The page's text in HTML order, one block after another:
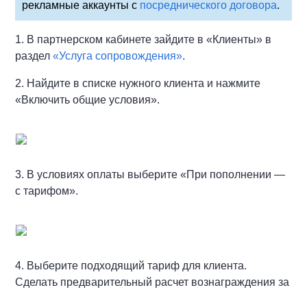
рекламные аккаунты с посреднического договора.
1. В партнерском кабинете зайдите в «Клиенты» в
раздел«Услуга сопровождения».
2. Найдите в списке нужного клиента и нажмите
«Включить общие условия».
3. В условиях оплаты выберите «При пополнении —
с тарифом».
4. Выберите подходящий тариф для клиента.
Сделать предварительный расчет вознаграждения за